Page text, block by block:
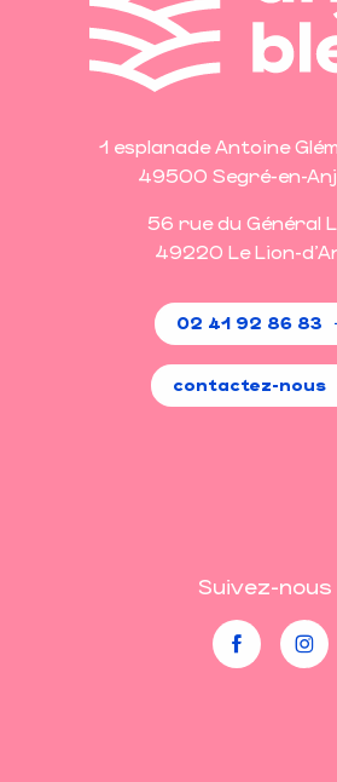
1 esplanade Antoine
49500 Segré-en-
56 rue du Général
49220 Le Lion-
02 41 92 86 83
contactez-nous
Suivez-nous